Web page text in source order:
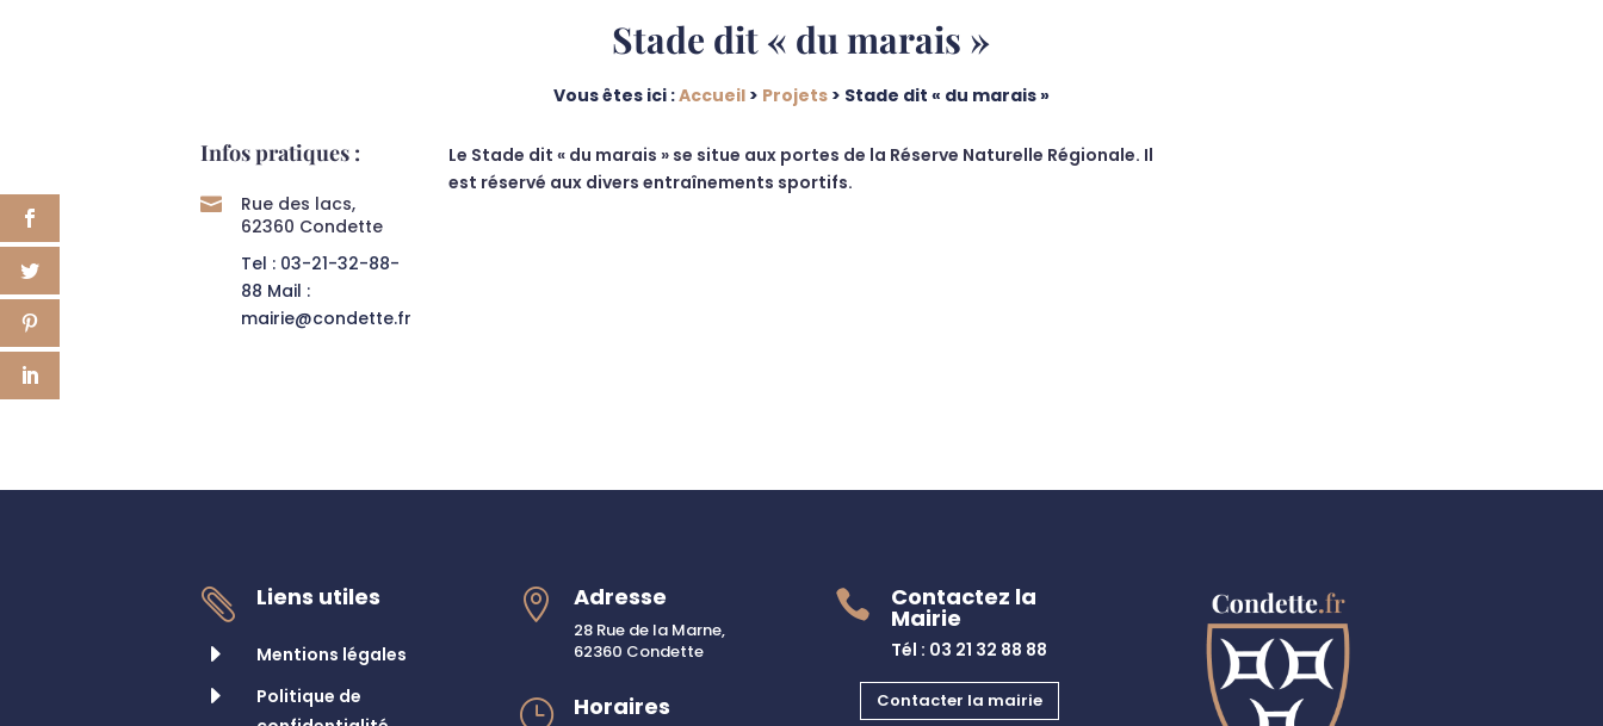
Stade dit « du marais »
Vous êtes ici :Accueil> Projets> Stade dit « du marais »
Infos pratiques :

Rue des lacs,
62360 Condette
Tel : 03-21-32-88-
88 Mail :
mairie@condette.fr
Le Stade dit « du marais » se situe aux portes de la Réserve Naturelle Régionale. Il
est réservé aux divers entraînements sportifs.

Liens utiles
E
Mentions légales
E
Politique de
 Adresse
28 Rue de la Marne,
62360 Condette
} Horaires
 Contactez la
Mairie
Tél : 03 21 32 88 88
Contacter la mairie